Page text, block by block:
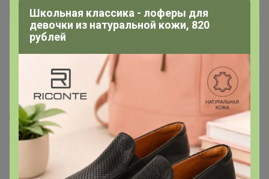
12 сентября, 2021 17:13
Странница, подскажите пожалуйста, кленовый скоро
появится?
Еленадуховная психология
Каждый сам, своей Волей решает, какой путь он выбирает.
Жить в неведении и страдать или радоваться жизни от
Школьная классика - лоферы для
девочки из натуральной кожи, 820
рублей